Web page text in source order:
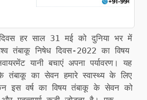
हर साल 31 मई को दुनिया भर में
तंबाकू निषेध दिवस-2022 का विषय
यानी बचाएं अपना पर्यावरण। यह
तंबाकू का सेवन हमारे स्वास्थ्य के लिए
इस वर्ष का विषय तंबाकू के सेवन को